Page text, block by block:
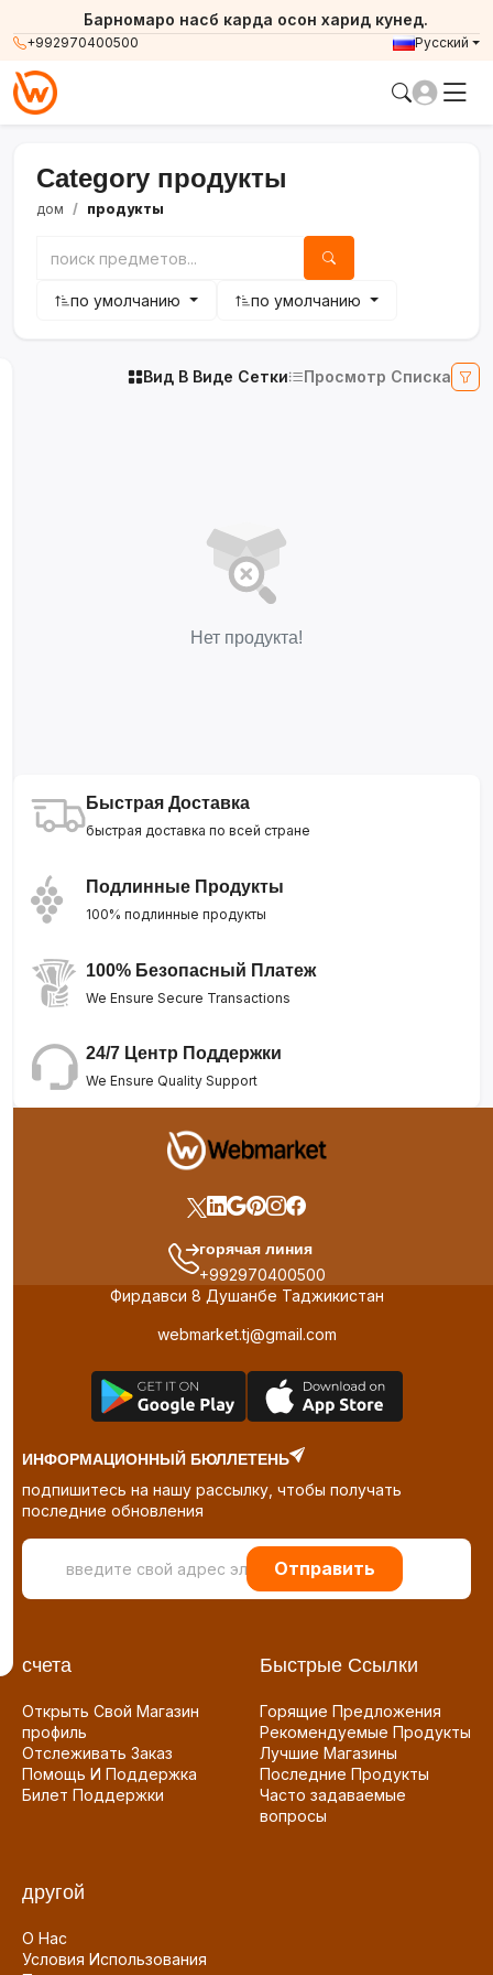
+992970400500
Барномаро насб карда осон харид кунед.
Русский
Category продукты
дом продукты
по умолчанию по умолчанию
Вид В Виде Сетки Просмотр Списка
Нет продукта!
Быстрая Доставка
быстрая доставка по всей стране
Подлинные Продукты
100% подлинные продукты
100% Безопасный Платеж
We Ensure Secure Transactions
24/7 Центр Поддержки
We Ensure Quality Support
горячая линия
+992970400500
Фирдавси 8 Душанбе Таджикистан
webmarket.tj@gmail.com
ИНФОРМАЦИОННЫЙ БЮЛЛЕТЕНЬ
подпишитесь на нашу рассылку, чтобы получать
последние обновления
Отправить
счета
Открыть Свой Магазин
профиль
Отслеживать Заказ
Помощь И Поддержка
Билет Поддержки
Быстрые Ссылки
Горящие Предложения
Рекомендуемые Продукты
Лучшие Магазины
Последние Продукты
Часто задаваемые
вопросы
другой
О Нас
Условия Использования